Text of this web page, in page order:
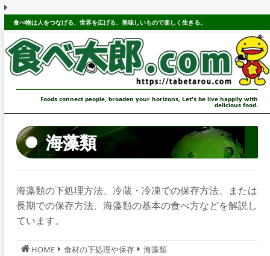
食べ物は人をつなげる、世界を広げる、美味しいもので楽しく生きる。
Foods connect people, broaden your horizons, Let's be live happily with
delicious food.
海藻類
海藻類の下処理方法、冷蔵・冷凍での保存方法、または
長期での保存方法、海藻類の基本の食べ方などを解説し
ています。
HOME 食材の下処理や保存 海藻類